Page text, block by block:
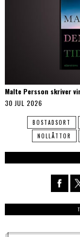
Malte Persson skriver
30 JUL 2026
BOSTADSORT
NOLLÅTTOR